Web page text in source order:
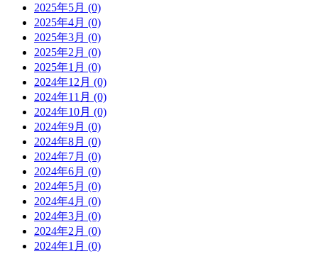
2025年5月 (0)
2025年4月 (0)
2025年3月 (0)
2025年2月 (0)
2025年1月 (0)
2024年12月 (0)
2024年11月 (0)
2024年10月 (0)
2024年9月 (0)
2024年8月 (0)
2024年7月 (0)
2024年6月 (0)
2024年5月 (0)
2024年4月 (0)
2024年3月 (0)
2024年2月 (0)
2024年1月 (0)